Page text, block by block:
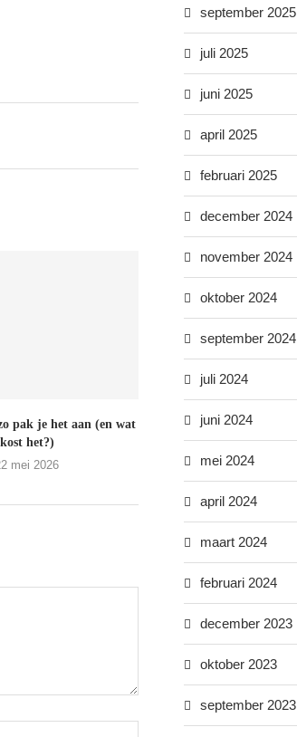
pak je het aan (en wat
kost het?)
mei 2026
september 2025
juli 2025
juni 2025
april 2025
februari 2025
december 2024
november 2024
oktober 2024
september 2024
juli 2024
juni 2024
mei 2024
april 2024
maart 2024
februari 2024
december 2023
oktober 2023
september 2023